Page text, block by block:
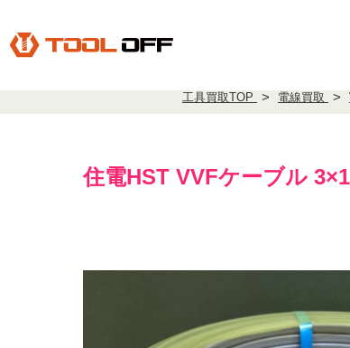
工具買取TOP 電線買取
住電HST VVFケーブル